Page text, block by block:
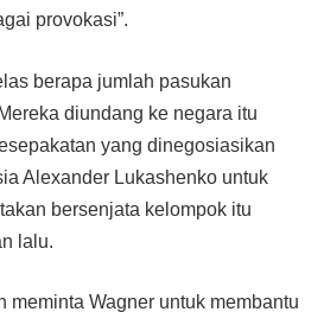
provokasi”.
berapa jumlah pasukan
diundang ke negara itu
yang dinegosiasikan
Alexander Lukashenko untuk
bersenjata kelompok itu
lalu.
meminta Wagner untuk membantu